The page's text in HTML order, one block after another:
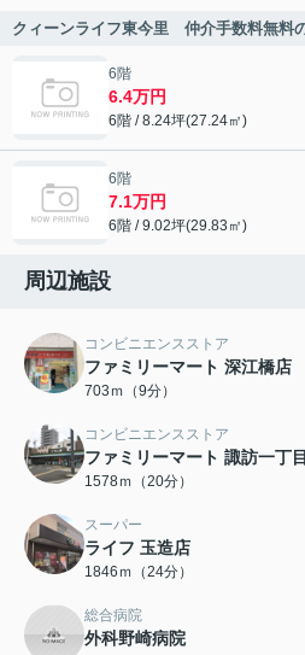
クィーンライフ東今里 仲介手数料無料
6階
6.4万円
6階 / 8.24坪(27.24㎡)
6階
7.1万円
6階 / 9.02坪(29.83㎡)
周辺施設
コンビニエンスストア
ファミリーマート 深江橋店
703ｍ（9分）
コンビニエンスストア
ファミリーマート 諏訪一丁
1578ｍ（20分）
スーパー
ライフ 玉造店
1846ｍ（24分）
総合病院
外科野崎病院